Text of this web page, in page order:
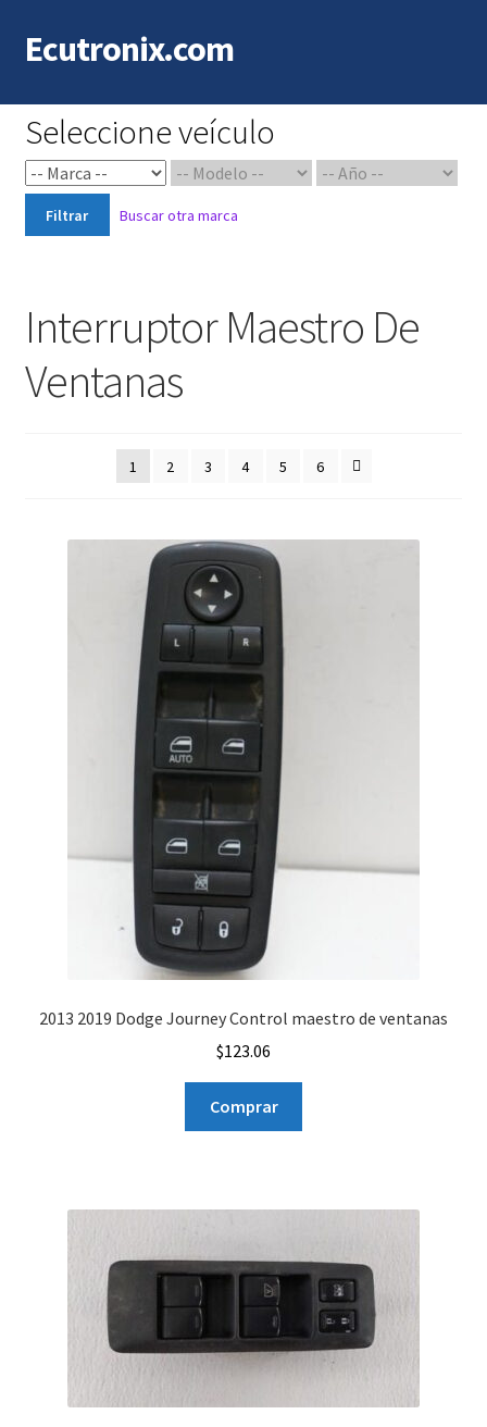
Saltar
a
Ir
al
Ecutronix.com
Seleccione veículo
Filtrar Buscar otra marca
Interruptor Maestro De
Ventanas
1 2 3 4 5 6
2013 2019 Dodge Journey Control maestro de ventanas
$123.06
Comprar